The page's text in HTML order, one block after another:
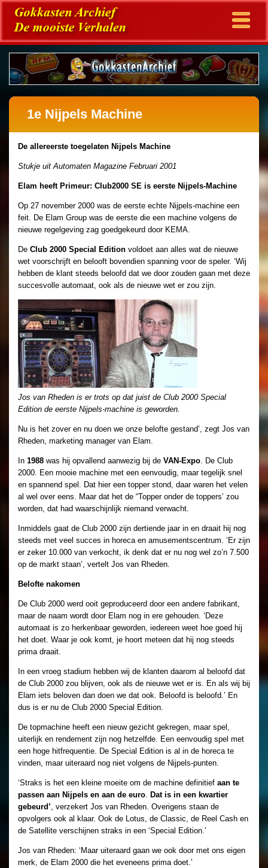
1e Nijpels Machine
De allereerste toegelaten Nijpels Machine
Stukje uit Automaten Magazine Februari 2001
Elam heeft Primeur: Club2000 SE is eerste Nijpels-Machine
Op 27 november 2000 was de eerste echte Nijpels-machine een
feit. De Elam Group was de eerste die een machine volgens de
nieuwe regelgeving zag goedgekeurd door KEMA.
De Club 2000 Special Edition voldoet aan alles wat de nieuwe
wet voorschrijft en belooft bovendien spanning voor de speler. ‘Wij
hebben de klant steeds beloofd dat we door zouden gaan met deze
succesvolle automaat, ook als de nieuwe wet er zou zijn.
Jos van Rheden is er trots op dat juist de Club 2000 Special
Edition de eerste Nijpels-machine is geworden.
Nu is het zover en nu doen we onze belofte gestand’, zegt Jos van
Rheden, marketing manager van Elam.
In 1988 was hij opvallend aanwezig bij de VAN-Expo. De Club
2000. Een mooie machine met een eenvoudig, maar tegelijk snel
en spannend spel. Dat hier een topper stond, daar waren het velen
al wel over eens. Maar dat het de “Topper onder de toppers’ zou
worden, dat had waarschijnlijk niemand verwacht.
Inmiddels gaat de Club 2000 zijn dertiende jaar in en draait hij nog
steeds met veel succes in horeca en amusementscentrum. ‘Er zijn
er zeker 10.000 van verkocht, ik denk dat er nu nog wel zo’n 7.500
op de markt staan’, vertelt Jos van Rheden.
Belofte nakomen
De Club 2000 werd ooit geproduceerd door een andere fabrikant,
maar de naam wordt door Elam nog in ere gehouden. ‘Deze
automaat is zo herkenbaar geworden, iedereen weet hoe goed hij
het doet. Waar je ook komt, je hoort meteen dat hij nog steeds
prima draait.
In een vroeg stadium hebben wij de klanten daarom al beloofd dat
de Club 2000 zou blijven, ook als de nieuwe wet er is. En als wij bij
Elam iets beloven dan doen we dat ook. Beloofd is beloofd.’ En
dus is er nu de Club 2000 Special Edition.
De topmachine heeft een nieuw gezicht gekregen, maar spel,
uiterlijk en rendement zijn nog hetzelfde. Een eenvoudig spel met
een hoge hitfrequentie. De Special Edition is al in de horeca te
vinden, maar uiteraard nog niet volgens de Nijpels-punten.
‘Straks is het een kleine moeite om de machine definitief aan te
passen aan Nijpels en aan de euro. Dat is in een kwartier
gebeurd’, verzekert Jos van Rheden. Overigens staan de
opvolgers ook al klaar. Ook de Lotus, de Classic, de Reel Cash en
de Satellite verschijnen straks in een ‘Special Edition.’
Jos van Rheden: ‘Maar uiteraard gaan we ook door met ons eigen
merk, de Elam 2000 die het eveneens prima doet.’